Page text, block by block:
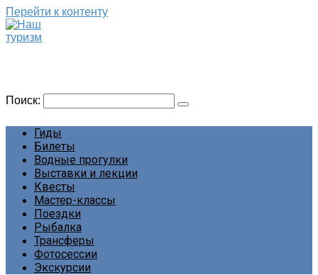
Перейти к контенту
Поиск:
Гиды
Билеты
Водные прогулки
Выставки и лекции
Квесты
Мастер-классы
Поездки
Рыбалка
Трансферы
Фотосессии
Экскурсии